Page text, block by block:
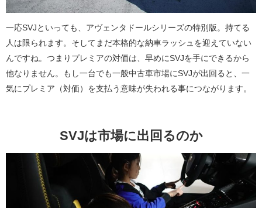
一応SVJといっても、アヴェンタドールシリーズの特別版。持てる
人は限られます。そしてまだ本格的な納車ラッシュを迎えていない
んですね。つまりプレミアの対価は、早めにSVJを手にできるから
他なりません。もし一台でも一般中古車市場にSVJが出回ると、一
気にプレミア（対価）を支払う意味が失われる事につながります。
SVJは市場に出回るのか